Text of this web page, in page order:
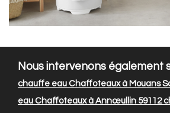
Nous intervenons également
chauffe eau Chaffoteaux à Mouans
eau Chaffoteaux à Annœullin 59112